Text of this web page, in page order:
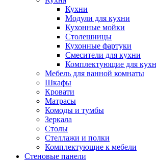
Кухни
Модули для кухни
Кухонные мойки
Столешницы
Кухонные фартуки
Смесители для кухни
Комплектующие для
Мебель для ванной комнаты
Шкафы
Кровати
Матрасы
Комоды и тумбы
Зеркала
Столы
Стеллажи и полки
Комплектующие к мебели
Стеновые панели